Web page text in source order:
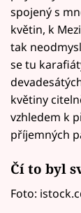
spojený s
květin, k
tak
se tu
květiny
vzhledem k
příjemných
Čí to byl
Foto: